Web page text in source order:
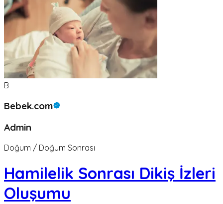
B
Bebek.com
Admin
Doğum / Doğum Sonrası
Hamilelik Sonrası Dikiş İzleri
Oluşumu